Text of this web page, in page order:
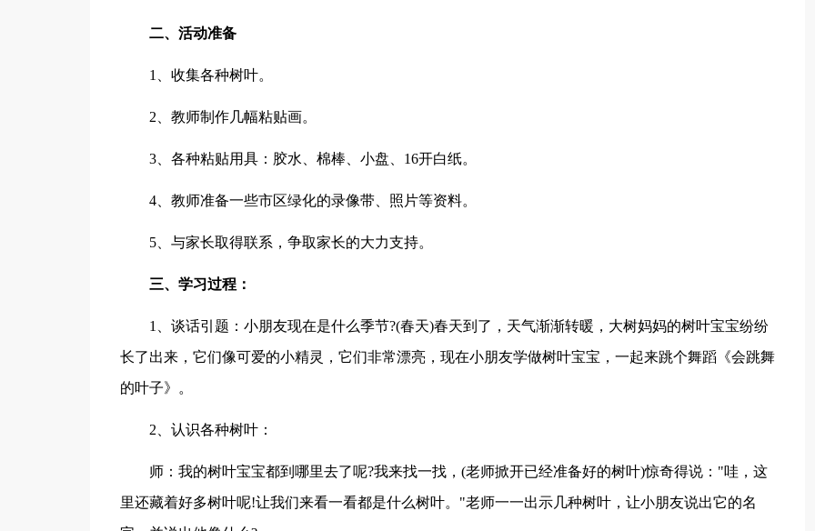
二、活动准备
1、收集各种树叶。
2、教师制作几幅粘贴画。
3、各种粘贴用具：胶水、棉棒、小盘、16开白纸。
4、教师准备一些市区绿化的录像带、照片等资料。
5、与家长取得联系，争取家长的大力支持。
三、学习过程：
1、谈话引题：小朋友现在是什么季节?(春天)春天到了，天气渐渐转暖，大树妈妈的树叶宝宝纷纷
长了出来，它们像可爱的小精灵，它们非常漂亮，现在小朋友学做树叶宝宝，一起来跳个舞蹈《会跳舞
的叶子》。
2、认识各种树叶：
师：我的树叶宝宝都到哪里去了呢?我来找一找，(老师掀开已经准备好的树叶)惊奇得说："哇，这
里还藏着好多树叶呢!让我们来看一看都是什么树叶。"老师一一出示几种树叶，让小朋友说出它的名